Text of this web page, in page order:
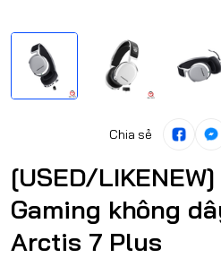
Chia sẻ
[USED/
Gaming không
Arctis 7 Plus